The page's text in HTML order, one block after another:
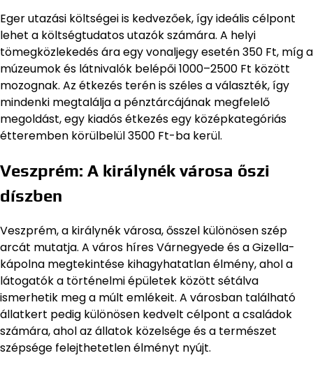
Eger utazási költségei is kedvezőek, így ideális célpont
lehet a költségtudatos utazók számára. A helyi
tömegközlekedés ára egy vonaljegy esetén 350 Ft, míg a
múzeumok és látnivalók belépői 1000–2500 Ft között
mozognak. Az étkezés terén is széles a választék, így
mindenki megtalálja a pénztárcájának megfelelő
megoldást, egy kiadós étkezés egy középkategóriás
étteremben körülbelül 3500 Ft-ba kerül.
Veszprém: A királynék városa őszi
díszben
Veszprém, a királynék városa, ősszel különösen szép
arcát mutatja. A város híres Várnegyede és a Gizella-
kápolna megtekintése kihagyhatatlan élmény, ahol a
látogatók a történelmi épületek között sétálva
ismerhetik meg a múlt emlékeit. A városban található
állatkert pedig különösen kedvelt célpont a családok
számára, ahol az állatok közelsége és a természet
szépsége felejthetetlen élményt nyújt.